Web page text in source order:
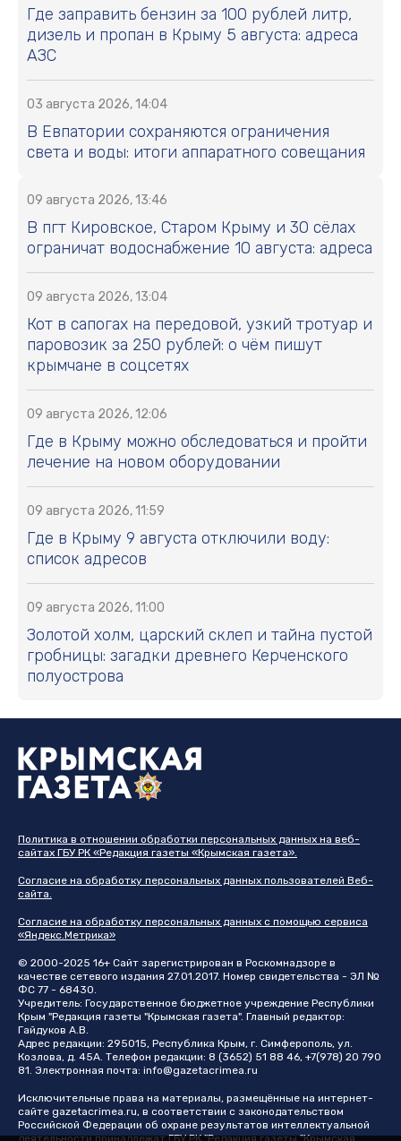
Где заправить бензин за 100 рублей литр,
дизель и пропан в Крыму 5 августа: адреса
АЗС
03 августа 2026, 14:04
В Евпатории сохраняются ограничения
света и воды: итоги аппаратного совещания
09 августа 2026, 13:46
В пгт Кировское, Старом Крыму и 30 сёлах
ограничат водоснабжение 10 августа: адреса
09 августа 2026, 13:04
Кот в сапогах на передовой, узкий тротуар и
паровозик за 250 рублей: о чём пишут
крымчане в соцсетях
09 августа 2026, 12:06
Где в Крыму можно обследоваться и пройти
лечение на новом оборудовании
09 августа 2026, 11:59
Где в Крыму 9 августа отключили воду:
список адресов
09 августа 2026, 11:00
Золотой холм, царский склеп и тайна пустой
гробницы: загадки древнего Керченского
полуострова
Политика в отношении обработки персональных данных на веб-
сайтах ГБУ РК «Редакция газеты «Крымская газета».
Согласие на обработку персональных данных пользователей Веб-
сайта.
Согласие на обработку персональных данных с помощью сервиса
«Яндекс.Метрика»
© 2000-2025 16+ Сайт зарегистрирован в Роскомнадзоре в
качестве сетевого издания 27.01.2017. Номер свидетельства - ЭЛ №
ФС 77 - 68430.
Учредитель: Государственное бюджетное учреждение Республики
Крым "Редакция газеты "Крымская газета". Главный редактор:
Гайдуков А.В.
Адрес редакции: 295015, Республика Крым, г. Симферополь, ул.
Козлова, д. 45А. Телефон редакции: 8 (3652) 51 88 46, +7(978) 20 790
81. Электронная почта: info@gazetacrimea.ru
Исключительные права на материалы, размещённые на интернет-
сайте gazetacrimea.ru, в соответствии с законодательством
Российской Федерации об охране результатов интеллектуальной